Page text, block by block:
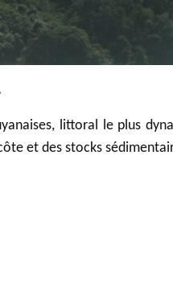
littoral le plus
et des stocks